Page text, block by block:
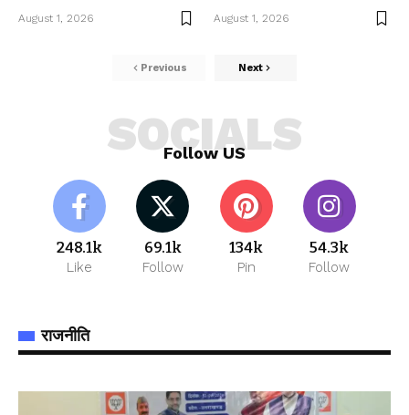
August 1, 2026 August 1, 2026
Previous Next
Follow US
SOCIALS
248.1k
Like
69.1k
Follow
134k
Pin
54.3k
Follow
राजनीति